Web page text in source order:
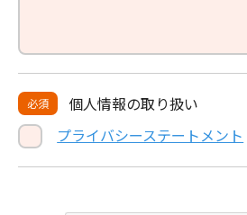
必須
個人情報の取り扱い
プライバシーステートメント